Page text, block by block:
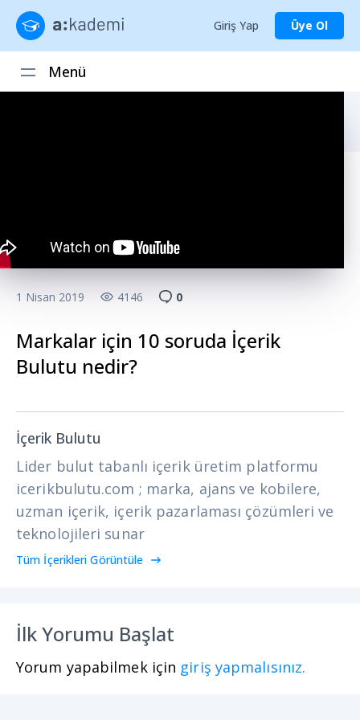
Giriş Yap Üye Ol
Menü
1 Nisan 2019 4146 0
Markalar için 10 soruda İçerik
Bulutu nedir?
İçerik Bulutu
Lider bulut tabanlı içerik üretim platformu
icerikbulutu.com ; marka, ajans ve kobilere,
uzman içerik, içerik pazarlaması çözümleri ve
teknolojileri sunar
Tüm İçerikleri Görüntüle
İlk Yorumu Başlat
Yorum yapabilmek için giriş yapmalısınız.